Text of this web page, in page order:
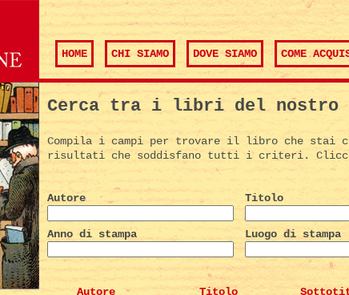
HOME CHI SIAMO DOVE SIAMO COME
Cerca tra i libri del nostro
Compila i campi per trovare il libro che stai
risultati che soddisfano tutti i criteri.
Autore Titolo
Anno di stampa Luogo di stampa
Autore Titolo